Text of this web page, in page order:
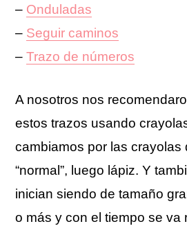
– Onduladas
– Seguir caminos
–Trazo de números
A nosotros nos
estos trazos usando
cambiamos por las crayolas
“normal”, luego lápiz. Y
inician siendo de tamaño
o más y con el tiempo se va